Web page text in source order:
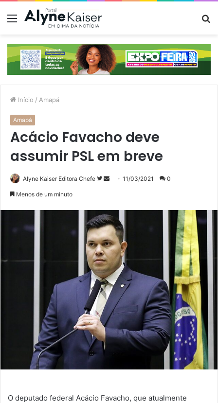
Menu
Início / Amapá
Amapá
Acácio Favacho deve
assumir PSL em breve
Alyne Kaiser Editora Chefe
SigaMande
mail
11/03/2021 0
Menos de um minuto
O deputado federal Acácio Favacho, que atualmente